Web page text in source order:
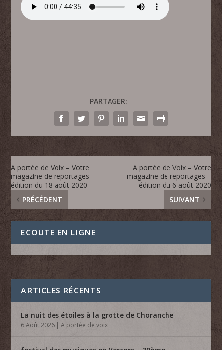
PARTAGER:
A portée de Voix – Votre
magazine de reportages –
édition du 18 août 2020
PRÉCÉDENT
A portée de Voix – Votre
magazine de reportages –
édition du 6 août 2020
SUIVANT
ECOUTE EN LIGNE
ARTICLES RÉCENTS
La nuit des étoiles à la grotte de Choranche
6 Août 2026 |A portée de voix